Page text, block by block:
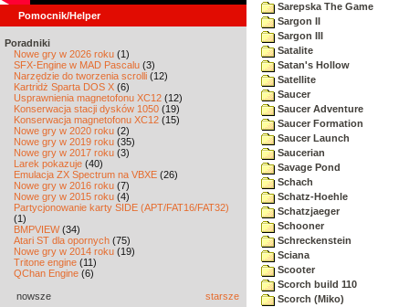
Pomocnik/Helper
Poradniki
Nowe gry w 2026 roku (1)
SFX-Engine w MAD Pascalu (3)
Narzędzie do tworzenia scrolli (12)
Kartridż Sparta DOS X (6)
Usprawnienia magnetofonu XC12 (12)
Konserwacja stacji dysków 1050 (19)
Konserwacja magnetofonu XC12 (15)
Nowe gry w 2020 roku (2)
Nowe gry w 2019 roku (35)
Nowe gry w 2017 roku (3)
Larek pokazuje (40)
Emulacja ZX Spectrum na VBXE (26)
Nowe gry w 2016 roku (7)
Nowe gry w 2015 roku (4)
Partycjonowanie karty SIDE (APT/FAT16/FAT32)
(1)
BMPVIEW(34)
Atari ST dla opornych (75)
Nowe gry w 2014 roku (19)
Tritone engine (11)
QChan Engine (6)
nowsze starsze
Sarepska The Game
Sargon II
Sargon III
Satalite
Satan's Hollow
Satellite
Saucer
Saucer Adventure
Saucer Formation
Saucer Launch
Saucerian
Savage Pond
Schach
Schatz-Hoehle
Schatzjaeger
Schooner
Schreckenstein
Sciana
Scooter
Scorch build 110
Scorch (Miko)